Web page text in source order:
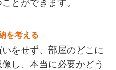
とができます。
を考える
をせず、部屋のどこに
し、本当に必要かどう